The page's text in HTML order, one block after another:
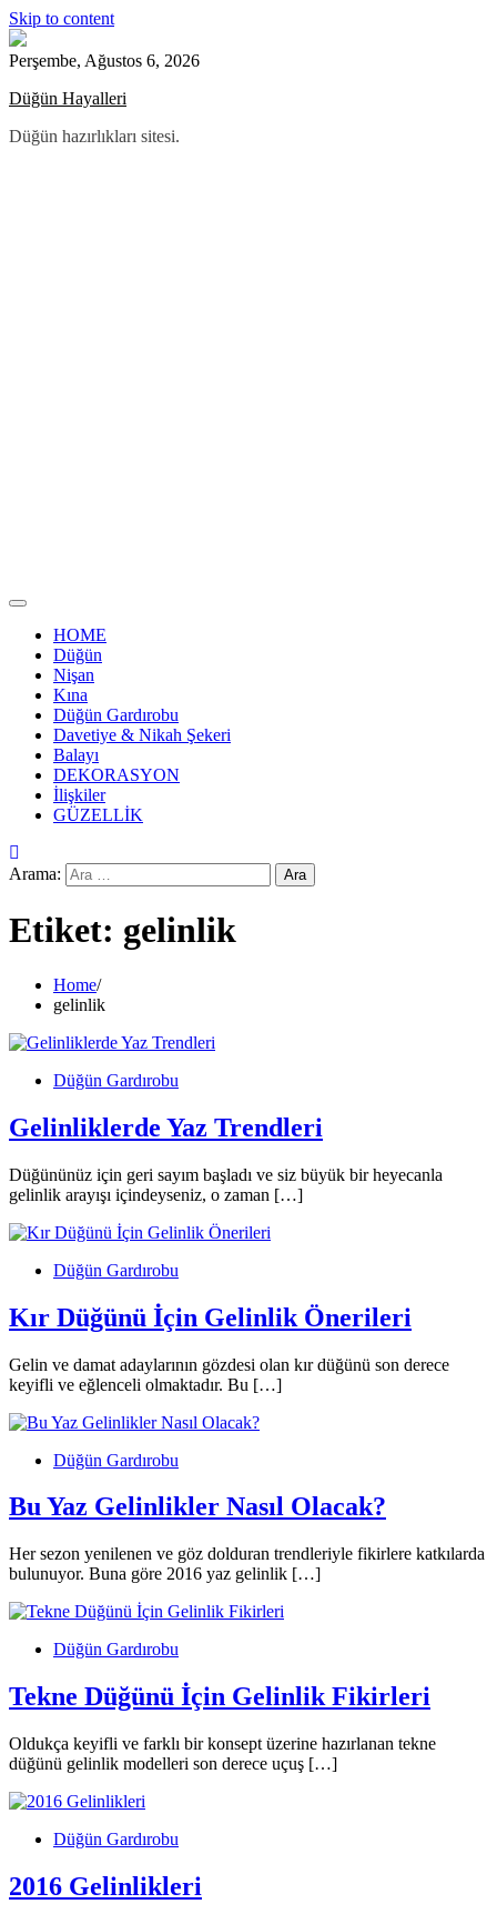
Skip to content
Perşembe, Ağustos 6, 2026
Düğün Hayalleri
Düğün hazırlıkları sitesi.
HOME
Düğün
Nişan
Kına
Düğün Gardırobu
Davetiye & Nikah Şekeri
Balayı
DEKORASYON
İlişkiler
GÜZELLİK
Arama:
Etiket: gelinlik
Home
gelinlik
Düğün Gardırobu
Gelinliklerde Yaz Trendleri
Düğününüz için geri sayım başladı ve siz büyük bir heyecanla
gelinlik arayışı içindeyseniz, o zaman […]
Düğün Gardırobu
Kır Düğünü İçin Gelinlik Önerileri
Gelin ve damat adaylarının gözdesi olan kır düğünü son derece
keyifli ve eğlenceli olmaktadır. Bu […]
Düğün Gardırobu
Bu Yaz Gelinlikler Nasıl Olacak?
Her sezon yenilenen ve göz dolduran trendleriyle fikirlere katkılarda
bulunuyor. Buna göre 2016 yaz gelinlik […]
Düğün Gardırobu
Tekne Düğünü İçin Gelinlik Fikirleri
Oldukça keyifli ve farklı bir konsept üzerine hazırlanan tekne
düğünü gelinlik modelleri son derece uçuş […]
Düğün Gardırobu
2016 Gelinlikleri